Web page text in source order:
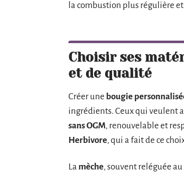
la combustion plus régulière
Choisir ses
et de qualité
Créer une bougie
ingrédients. Ceux qui veulent
sans OGM, renouvelable et
Herbivore, qui a fait de ce
La mèche, souvent reléguée